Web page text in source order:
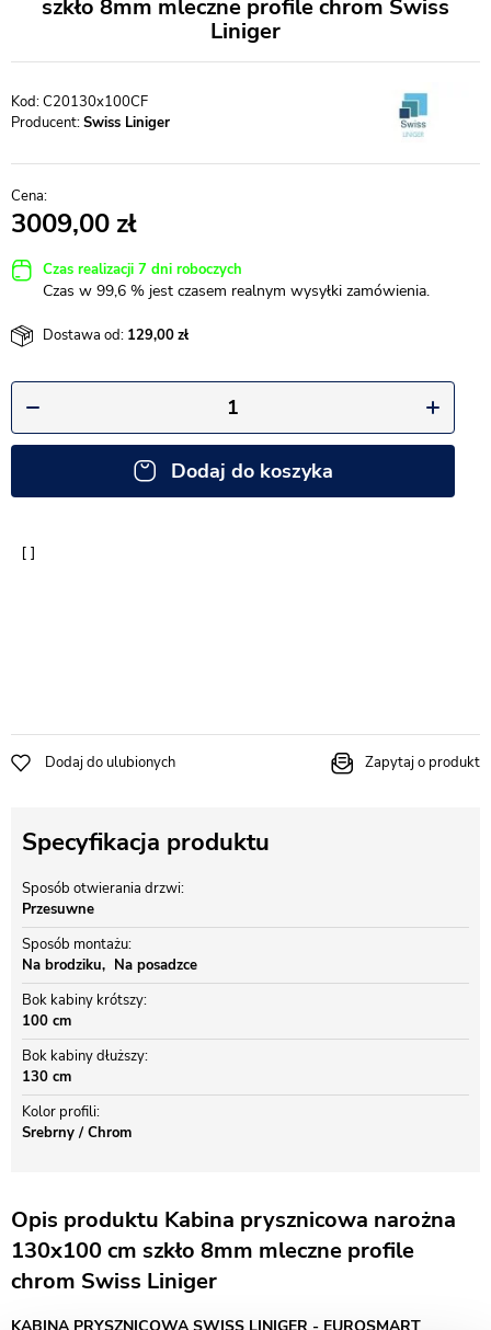
szkło 8mm mleczne profile chrom Swiss
Liniger
C20130x100CF
Producent:Swiss Liniger
3009,00
Czas realizacji 7 dni roboczych
Czas w 99,6 % jest czasem realnym wysyłki zamówienia.
Dostawa od: 129,00
Dodaj do koszyka
Dodaj do ulubionych Zapytaj o produkt
Specyfikacja produktu
Sposób otwierania drzwi
Przesuwne
Sposób montażu
Na brodziku
Na posadzce
Bok kabiny krótszy
100 cm
Bok kabiny dłuższy
130 cm
Kolor profili
Srebrny / Chrom
Opis produktu Kabina prysznicowa narożna
130x100 cm szkło 8mm mleczne profile
chrom Swiss Liniger